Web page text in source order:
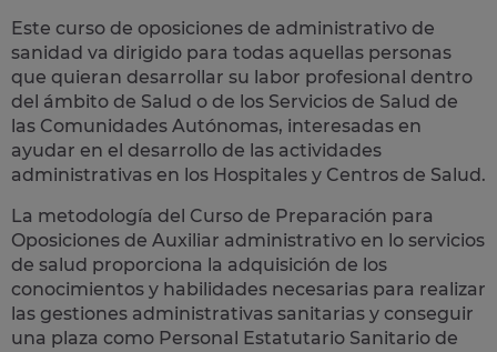
Este curso de oposiciones de administrativo de
sanidad va dirigido para todas aquellas personas
que quieran desarrollar su labor profesional dentro
del ámbito de Salud o de los Servicios de Salud de
las Comunidades Autónomas, interesadas en
ayudar en el desarrollo de las actividades
administrativas en los Hospitales y Centros de Salud.
La metodología del Curso de Preparación para
Oposiciones de Auxiliar administrativo en lo servicios
de salud proporciona la adquisición de los
conocimientos y habilidades necesarias para realizar
las gestiones administrativas sanitarias y conseguir
una plaza como Personal Estatutario Sanitario de